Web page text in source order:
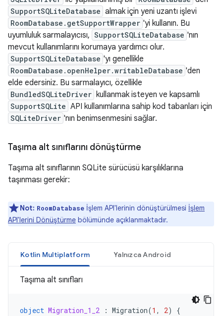
SupportSQLiteDatabase almak için yeni uzantı işlevi
RoomDatabase.getSupportWrapper 'yi kullanın. Bu
uyumluluk sarmalayıcısı, SupportSQLiteDatabase 'nın
mevcut kullanımlarını korumaya yardımcı olur.
SupportSQLiteDatabase 'yı genellikle
RoomDatabase.openHelper.writableDatabase 'den
elde edersiniz. Bu sarmalayıcı, özellikle
BundledSQLiteDriver kullanmak isteyen ve kapsamlı
SupportSQLite API kullanımlarına sahip kod tabanları için
SQLiteDriver 'nın benimsenmesini sağlar.
Taşıma alt sınıflarını dönüştürme
Taşıma alt sınıflarının SQLite sürücüsü karşılıklarına
taşınması gerekir:
Not: RoomDatabase İşlem API'lerinin dönüştürülmesi İşlem
API'lerini Dönüştürme bölümünde açıklanmaktadır.
Kotlin Multiplatform Yalnızca Android
Taşıma alt sınıfları
object Migration_1_2 : Migration(1 , 2)
{